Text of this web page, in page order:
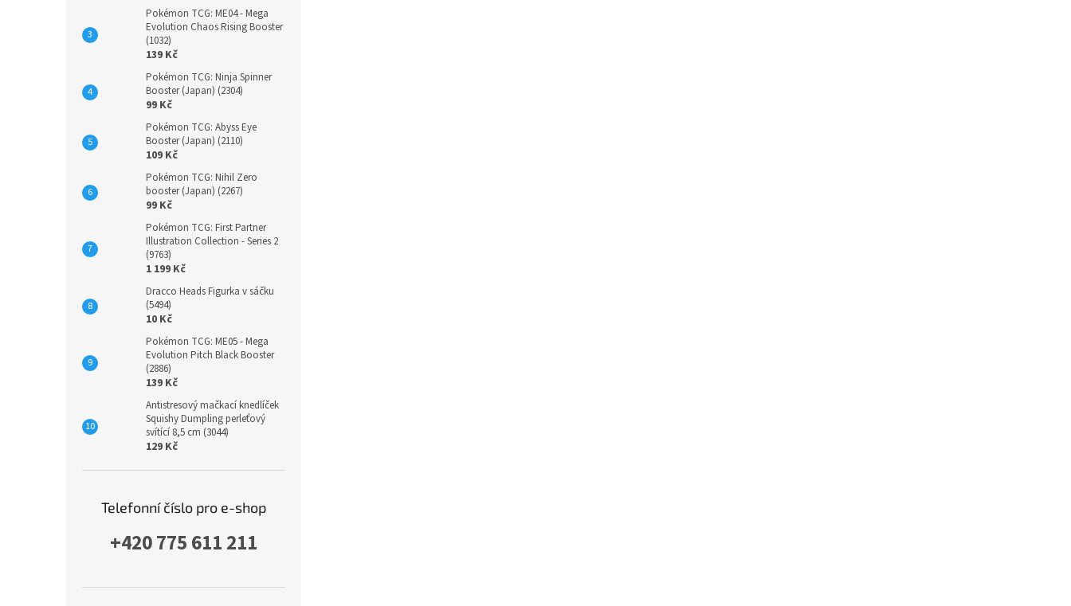
Pokémon TCG: ME04 - Mega
Evolution Chaos Rising Booster
(1032)
139 Kč
Pokémon TCG: Ninja Spinner
Booster (Japan) (2304)
99 Kč
Pokémon TCG: Abyss Eye
Booster (Japan) (2110)
109 Kč
Pokémon TCG: Nihil Zero
booster (Japan) (2267)
99 Kč
Pokémon TCG: First Partner
Illustration Collection - Series 2
(9763)
1 199 Kč
Dracco Heads Figurka v sáčku
(5494)
10 Kč
Pokémon TCG: ME05 - Mega
Evolution Pitch Black Booster
(2886)
139 Kč
Antistresový mačkací knedlíček
Squishy Dumpling perleťový
svítící 8,5 cm (3044)
129 Kč
Telefonní číslo pro e-shop
+420 775 611 211